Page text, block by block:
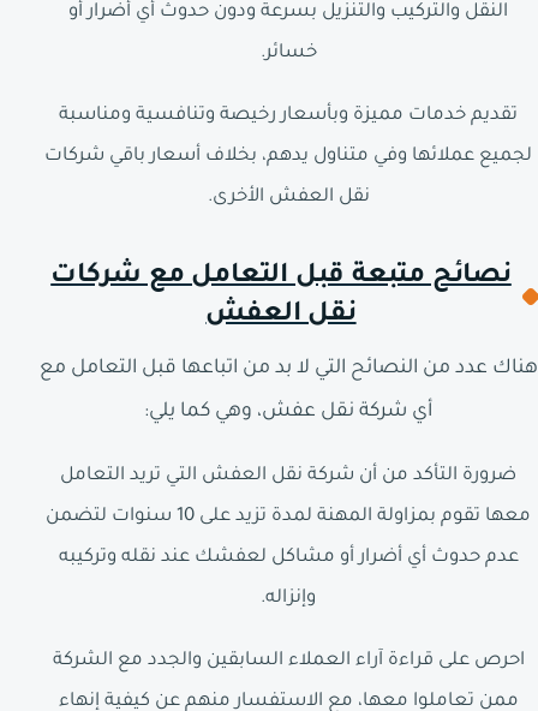
النقل والتركيب والتنزيل بسرعة ودون حدوث أي أضرار أو
خسائر.
تقديم خدمات مميزة وبأسعار رخيصة وتنافسية ومناسبة
لجميع عملائها وفي متناول يدهم، بخلاف أسعار باقي شركات
نقل العفش الأخرى.
نصائح متبعة قبل التعامل مع شركات
نقل العفش
هناك عدد من النصائح التي لا بد من اتباعها قبل التعامل مع
أي شركة نقل عفش، وهي كما يلي:
ضرورة التأكد من أن شركة نقل العفش التي تريد التعامل
معها تقوم بمزاولة المهنة لمدة تزيد على 10 سنوات لتضمن
عدم حدوث أي أضرار أو مشاكل لعفشك عند نقله وتركيبه
وإنزاله.
احرص على قراءة آراء العملاء السابقين والجدد مع الشركة
ممن تعاملوا معها، مع الاستفسار منهم عن كيفية إنهاء